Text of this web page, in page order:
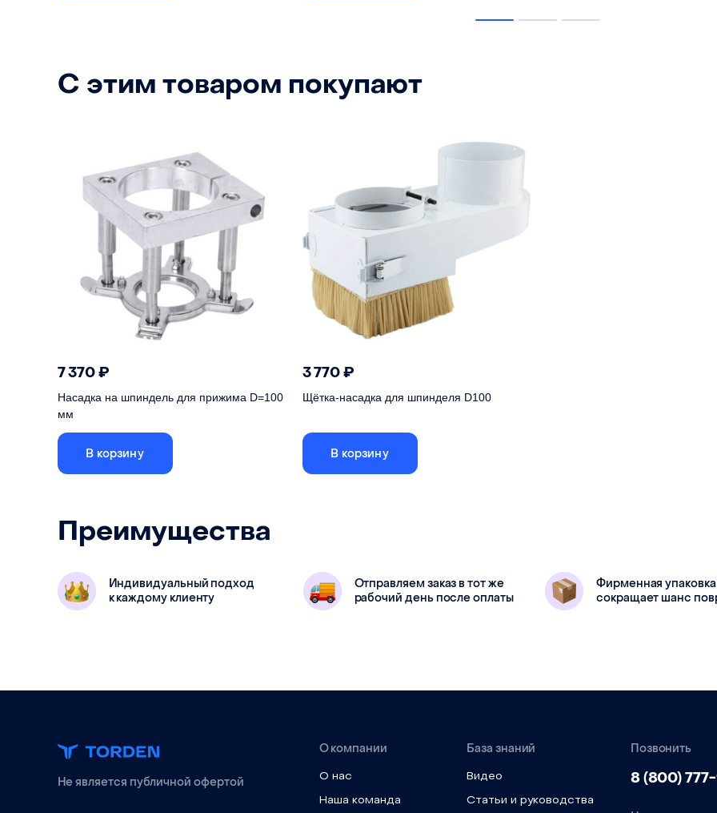
Для крепления шпинделя диаметром 65
мм
мм
С этим товаром покупают
Обеспечивает прижим листового
материала при раскрое на фрезерном
Под шпиндель 100 мм
7 370₽
Насадка на шпиндель для прижима D=100
мм
В корзину
Под вытяжку 100 мм
3 770₽
Щётка-насадка для шпинделя D100
В корзину
Преимущества
Индивидуальный подход
к каждому клиенту
Отправляем заказ в тот же
рабочий день после оплаты
Фирменная упаковка
сокращает шанс
Не является публичной офертой
О компании
О нас
Наша команда
База знаний
Видео
Статьи и руководства
Позвонить
8 (800)